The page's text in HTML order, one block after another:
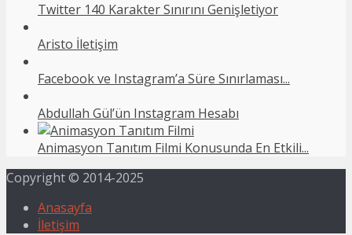
Twitter 140 Karakter Sınırını Genişletiyor
Aristo İletişim
Facebook ve Instagram’a Süre Sınırlaması...
Abdullah Gül’ün Instagram Hesabı
Animasyon Tanıtım Filmi Konusunda En Etkili...
Copyright © 2014-2025
Anasayfa
İletişim